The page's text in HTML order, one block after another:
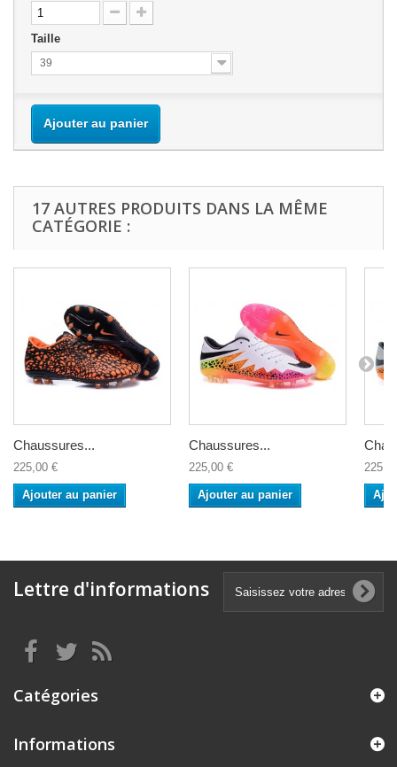
Taille
39
Ajouter au panier
17 AUTRES PRODUITS DANS LA MÊME
CATÉGORIE :
Chaussures...
225,00 €
Ajouter au panier
Chaussures...
225,00 €
Ajouter au panier
Lettre d'informations
Catégories
Informations